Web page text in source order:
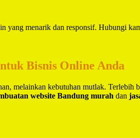
yang menarik dan responsif. Hubungi
Bisnis Online Anda
melainkan kebutuhan mutlak. Terlebih
website Bandung murah dan